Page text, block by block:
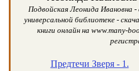
Подвойская Леонида Ивановна
универсальной библиотеке -
книги онлайн на www.many-
Предтечи Зверя - 1.